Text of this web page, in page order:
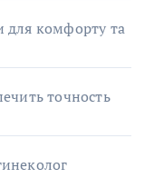
для комфорту та
точность